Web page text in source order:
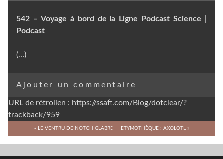
542 – Voyage à bord de la Ligne Podcast Science |
Podcast
(…)
Ajouter un commentaire
URL de rétrolien : https://ssaft.com/Blog/dotclear/?
trackback/959
« LE VENTRU DE NOTCH GLABRE ETYMOTHÈQUE : AXOLOTL »